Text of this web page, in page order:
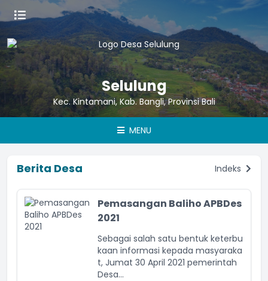
Selulung
Kec. Kintamani, Kab. Bangli, Provinsi Bali
MENU
Berita Desa Indeks
Pemasangan Baliho APBDes
2021
Sebagai salah satu bentuk keterbu
kaan informasi kepada masyaraka
t, Jumat 30 April 2021 pemerintah
Desa...